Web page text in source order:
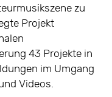
zu
Projekt
43 Projekte in
im Umgang
Videos.